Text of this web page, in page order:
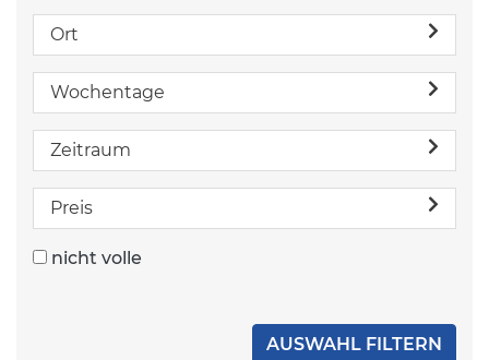
Ort
Wochentage
Zeitraum
Preis
nicht volle